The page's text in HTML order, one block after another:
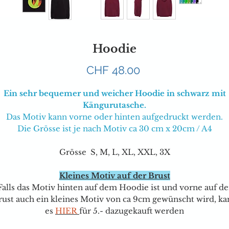
Hoodie
CHF 48.00Preis
Ein sehr bequemer und weicher Hoodie in schwarz mit
Kängurutasche.
Das Motiv kann vorne oder hinten aufgedruckt werden.
Die Grösse ist je nach Motiv ca 30 cm x 20cm / A4
Grösse S, M, L, XL, XXL, 3X
Kleines Motiv auf der Brust
das Motiv hinten auf dem Hoodie ist und vorne auf
auch ein kleines Motiv von ca 9cm gewünscht wird,
es HIERfür 5.- dazugekauft werden